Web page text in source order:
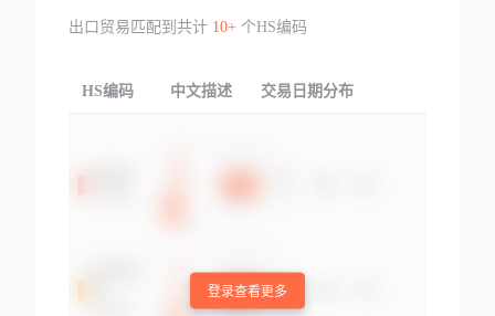
出口贸易匹配到共计 10+个HS编码
HS编码 中文描述 交易日期分布
登录查看更多